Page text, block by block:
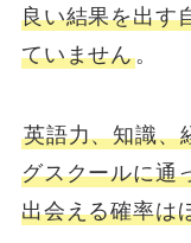
良い結果を出す
ていません。
英語力、知識、
グスクールに通
出会える確率は